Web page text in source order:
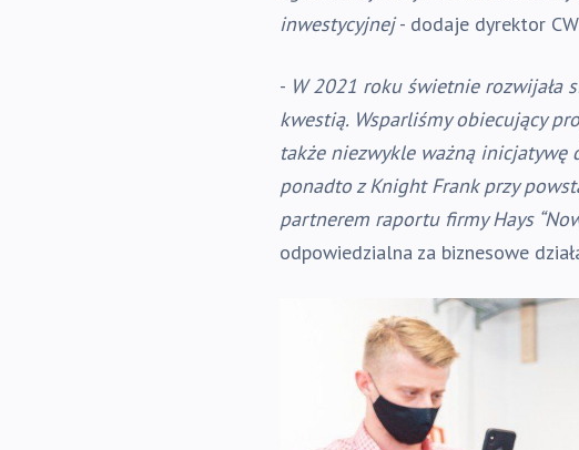
inwestycyjnej- dodaje dyrektor
- W 2021 roku świetnie rozwijała
kwestią. Wsparliśmy obiecujący
także niezwykle ważną
ponadto z Knight Frank przy
partnerem raportu firmy Hays
odpowiedzialna za biznesowe